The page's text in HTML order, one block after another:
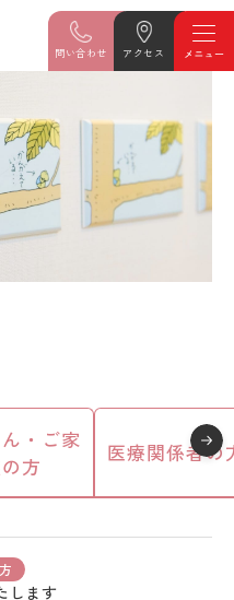
問い合わせ アクセス
・ご家
方
医療関係者の
します